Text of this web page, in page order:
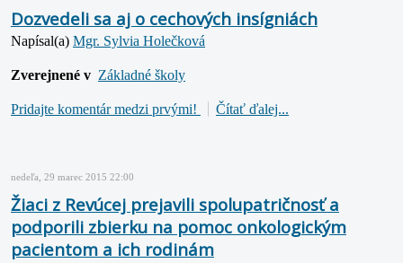
Dozvedeli sa aj o cechových insígniách
Napísal(a) Mgr. Sylvia Holečková
Zverejnené v Základné školy
Pridajte komentár medzi prvými! Čítať ďalej...
nedeľa, 29 marec 2015 22:00
Žiaci z Revúcej prejavili spolupatričnosť a
podporili zbierku na pomoc onkologickým
pacientom a ich rodinám